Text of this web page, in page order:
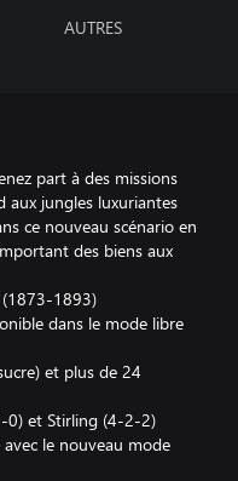
AUTRES
part à des missions
aux jungles luxuriantes
ce nouveau scénario en
des biens aux
(1873-1893)
dans le mode libre
et plus de 24
0) et Stirling (4-2-2)
avec le nouveau mode